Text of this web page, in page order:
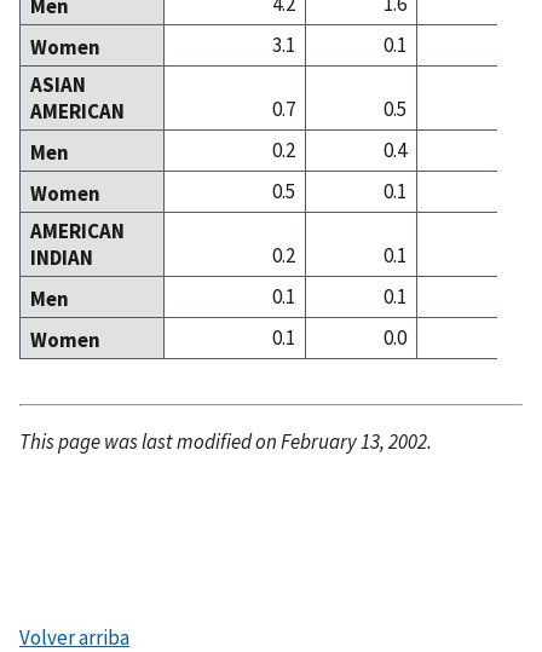
Men
Women
3.1 0.1
ASIAN
AMERICAN
0.7 0.5
Men
0.2 0.4
Women
0.5 0.1
AMERICAN
INDIAN
0.2 0.1
Men
0.1 0.1
Women
0.1 0.0
This page was last modified on February 13, 2002.
Volver arriba